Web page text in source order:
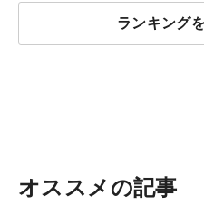
ランキング
オススメの記事